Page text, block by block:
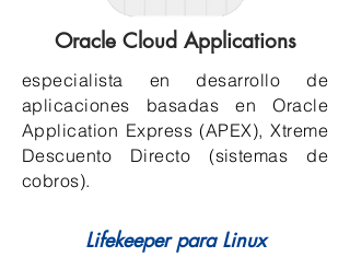
Oracle Cloud Applications
especialista en desarrollo de
aplicaciones basadas en Oracle
Application Express (APEX), Xtreme
Descuento Directo (sistemas de
cobros).
Lifekeeper para Linux